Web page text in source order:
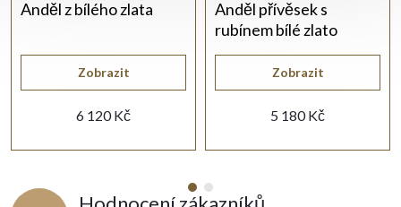
Anděl z bílého zlata
6 120 Kč
Zobrazit
Anděl přívěsek s
rubínem bílé zlato
5 180 Kč
Zobrazit